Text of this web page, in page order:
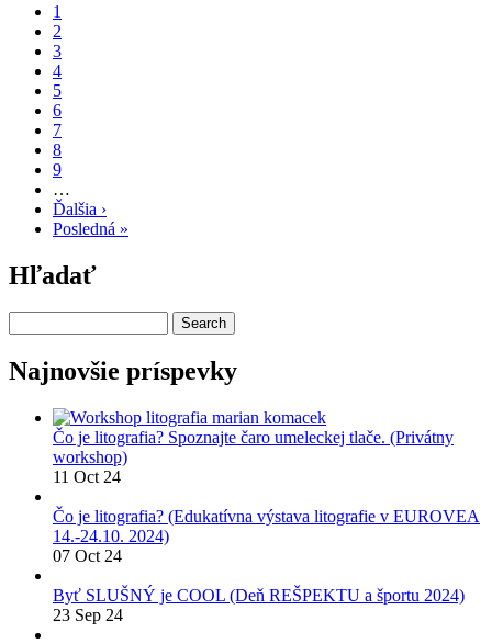
Pagination
Current
page
1
Page
2
Page
3
Page
4
Page
5
Page
6
Page
7
Page
8
Page
9
…
Next
page
Ďalšia ›
Last
Posledná »
Hľadať
Najnovšie príspevky
Čo je litografia? Spoznajte čaro umeleckej tlače. (Privátny
workshop)
11 Oct 24
Čo je litografia? (Edukatívna výstava litografie v EUROVEA
14.-24.10. 2024)
07 Oct 24
Byť SLUŠNÝ je COOL (Deň REŠPEKTU a športu 2024)
23 Sep 24